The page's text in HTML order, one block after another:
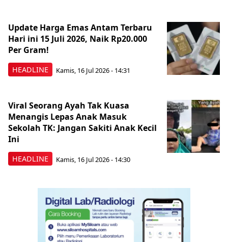
HEADLINE
Update Harga Emas Antam Terbaru
Hari ini 15 Juli 2026, Naik Rp20.000
Per Gram!
Kamis, 16 Jul 2026 - 14:31
HEADLINE
Viral Seorang Ayah Tak Kuasa
Menangis Lepas Anak Masuk
Sekolah TK: Jangan Sakiti Anak Kecil
Ini
Kamis, 16 Jul 2026 - 14:30